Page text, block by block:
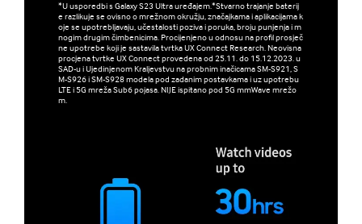
*U usporedbi s Galaxy S23 Ultra uređajem.*Stvarno trajanje baterij
e razlikuje se ovisno o mrežnom okružju, značajkama i aplikacijama k
oje se upotrebljavaju, učestalosti poziva i poruka, broju punjenja i m
nogim drugim čimbenicima. Procijenjeno u odnosu na profil prosječ
ne upotrebe koji je sastavila tvrtka UX Connect Research. Neovisna
procjena tvrtke UX Connect provedena od 25.11. do 15.12.2023. u
SAD-u i Ujedinjenom Kraljevstvu na probnim inačicama SM-S921, S
M-S926 i SM-S928 modela pod zadanim postavkama i uz upotrebu
LTE i 5G mreža Sub6 pojasa. NIJE ispitano pod 5G mmWave mrežo
m.